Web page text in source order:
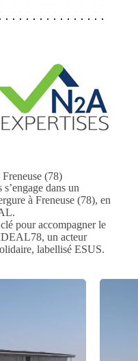
(78)
dans un
à Freneuse (78), en
pour accompagner le
un acteur
labellisé ESUS.